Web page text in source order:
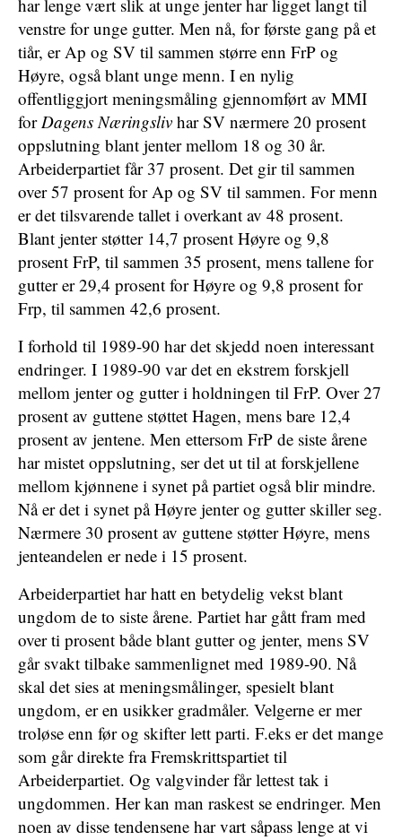
har lenge vært slik at unge jenter har ligget langt til
venstre for unge gutter. Men nå, for første gang på et
tiår, er Ap og SV til sammen større enn FrP og
Høyre, også blant unge menn. I en nylig
offentliggjort meningsmåling gjennomført av MMI
forDagens Næringsliv har SV nærmere 20 prosent
oppslutning blant jenter mellom 18 og 30 år.
Arbeiderpartiet får 37 prosent. Det gir til sammen
over 57 prosent for Ap og SV til sammen. For menn
er det tilsvarende tallet i overkant av 48 prosent.
Blant jenter støtter 14,7 prosent Høyre og 9,8
prosent FrP, til sammen 35 prosent, mens tallene for
gutter er 29,4 prosent for Høyre og 9,8 prosent for
Frp, til sammen 42,6 prosent.
I forhold til 1989-90 har det skjedd noen interessant
endringer. I 1989-90 var det en ekstrem forskjell
mellom jenter og gutter i holdningen til FrP. Over 27
prosent av guttene støttet Hagen, mens bare 12,4
prosent av jentene. Men ettersom FrP de siste årene
har mistet oppslutning, ser det ut til at forskjellene
mellom kjønnene i synet på partiet også blir mindre.
Nå er det i synet på Høyre jenter og gutter skiller seg.
Nærmere 30 prosent av guttene støtter Høyre, mens
jenteandelen er nede i 15 prosent.
Arbeiderpartiet har hatt en betydelig vekst blant
ungdom de to siste årene. Partiet har gått fram med
over ti prosent både blant gutter og jenter, mens SV
går svakt tilbake sammenlignet med 1989-90. Nå
skal det sies at meningsmålinger, spesielt blant
ungdom, er en usikker gradmåler. Velgerne er mer
troløse enn før og skifter lett parti. F.eks er det mange
som går direkte fra Fremskrittspartiet til
Arbeiderpartiet. Og valgvinder får lettest tak i
ungdommen. Her kan man raskest se endringer. Men
noen av disse tendensene har vart såpass lenge at vi